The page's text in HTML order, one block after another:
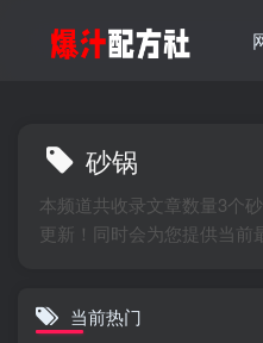
砂锅
本频道共收录文章数量3个
更新！同时会为您提供当前
当前热门